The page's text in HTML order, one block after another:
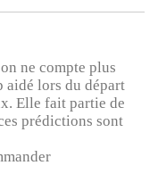
ne compte plus
aidé lors du départ
Elle fait partie de
prédictions sont